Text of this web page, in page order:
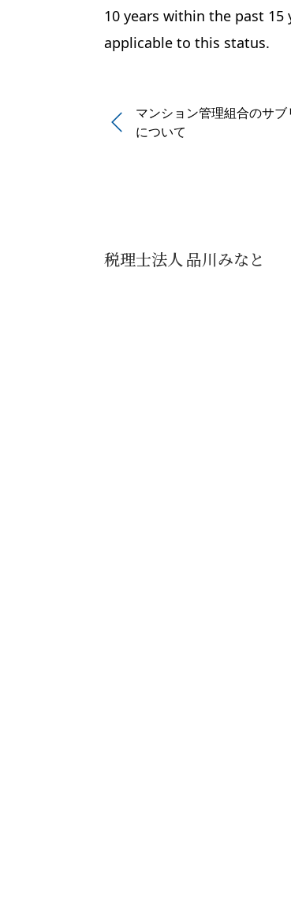
10 years within the past
applicable to this status.
マンション管理組合のサ
について
税理士法人 品川みなと